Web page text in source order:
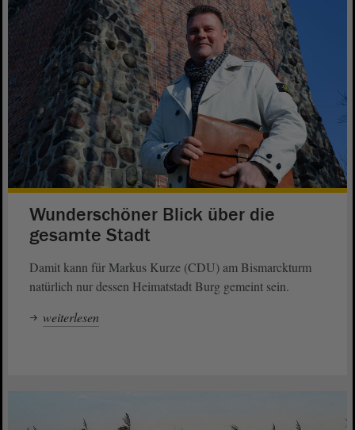
Wunderschöner Blick über die
gesamte Stadt
Damit kann für Markus Kurze (CDU) am Bismarckturm
natürlich nur dessen Heimatstadt Burg gemeint sein.
weiterlesen